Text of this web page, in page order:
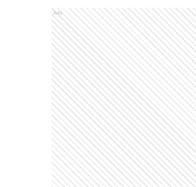
Ads